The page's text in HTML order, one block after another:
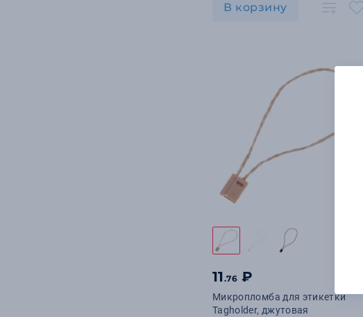
В корзину
11.76 ₽
Микропломба для этикетки
Tagholder, джутовая